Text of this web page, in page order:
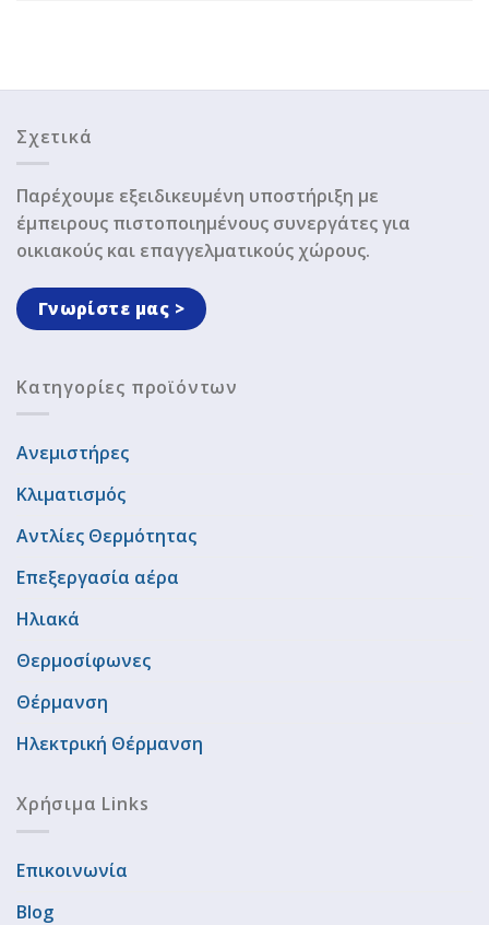
Σχετικά
Παρέχουμε εξειδικευμένη υποστήριξη με
έμπειρους πιστοποιημένους συνεργάτες για
οικιακούς και επαγγελματικούς χώρους.
Γνωρίστε μας >
Κατηγορίες προϊόντων
Ανεμιστήρες
Κλιματισμός
Αντλίες Θερμότητας
Επεξεργασία αέρα
Ηλιακά
Θερμοσίφωνες
Θέρμανση
Ηλεκτρική Θέρμανση
Χρήσιμα Links
Επικοινωνία
Blog